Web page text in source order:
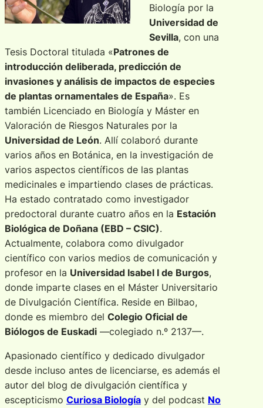
Biología por la
Universidad de
Sevilla, con una
Tesis Doctoral titulada «Patrones de
introducción deliberada, predicción de
invasiones y análisis de impactos de especies
de plantas ornamentales de España». Es
también Licenciado en Biología y Máster en
Valoración de Riesgos Naturales por la
Universidad de León. Allí colaboró durante
varios años en Botánica, en la investigación de
varios aspectos científicos de las plantas
medicinales e impartiendo clases de prácticas.
Ha estado contratado como investigador
predoctoral durante cuatro años en la Estación
Biológica de Doñana (EBD – CSIC).
Actualmente, colabora como divulgador
científico con varios medios de comunicación y
profesor en la Universidad Isabel I de Burgos,
donde imparte clases en el Máster Universitario
de Divulgación Científica. Reside en Bilbao,
donde es miembro del Colegio Oficial de
Biólogos de Euskadi —colegiado n.º 2137—.
Apasionado científico y dedicado divulgador
desde incluso antes de licenciarse, es además el
autor del blog de divulgación científica y
escepticismo Curiosa Biología y del podcast No